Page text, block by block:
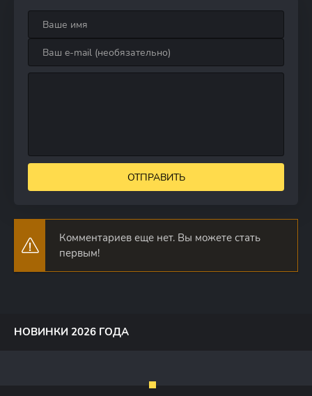
ОТПРАВИТЬ
Комментариев еще нет. Вы можете стать
первым!
НОВИНКИ 2026 ГОДА